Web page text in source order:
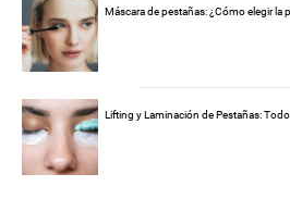
Máscara de pestañas: ¿Cómo elegir la
Lifting y Laminación de Pestañas: